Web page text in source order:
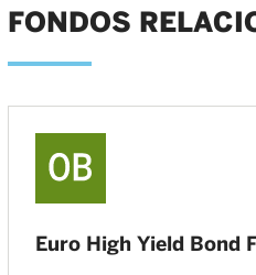
FONDOS
Euro High Yield Bond